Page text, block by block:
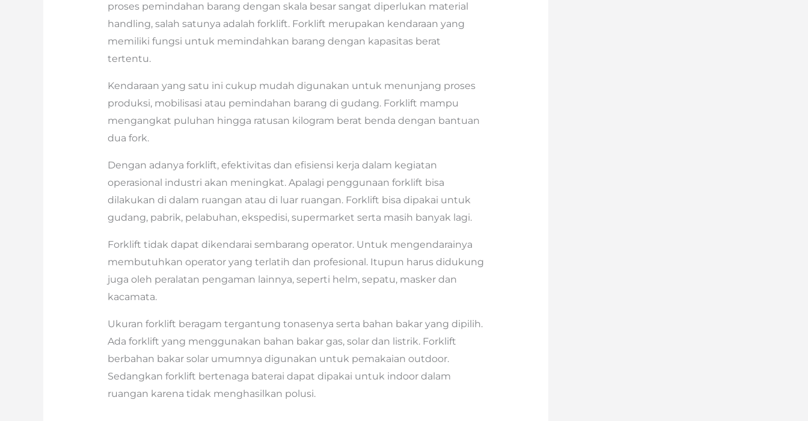
proses pemindahan barang dengan skala besar sangat diperlukan material
handling, salah satunya adalah forklift. Forklift merupakan kendaraan yang
memiliki fungsi untuk memindahkan barang dengan kapasitas berat
tertentu.
Kendaraan yang satu ini cukup mudah digunakan untuk menunjang proses
produksi, mobilisasi atau pemindahan barang di gudang. Forklift mampu
mengangkat puluhan hingga ratusan kilogram berat benda dengan bantuan
dua fork.
Dengan adanya forklift, efektivitas dan efisiensi kerja dalam kegiatan
operasional industri akan meningkat. Apalagi penggunaan forklift bisa
dilakukan di dalam ruangan atau di luar ruangan. Forklift bisa dipakai untuk
gudang, pabrik, pelabuhan, ekspedisi, supermarket serta masih banyak lagi.
Forklift tidak dapat dikendarai sembarang operator. Untuk mengendarainya
membutuhkan operator yang terlatih dan profesional. Itupun harus didukung
juga oleh peralatan pengaman lainnya, seperti helm, sepatu, masker dan
kacamata.
Ukuran forklift beragam tergantung tonasenya serta bahan bakar yang dipilih.
Ada forklift yang menggunakan bahan bakar gas, solar dan listrik. Forklift
berbahan bakar solar umumnya digunakan untuk pemakaian outdoor.
Sedangkan forklift bertenaga baterai dapat dipakai untuk indoor dalam
ruangan karena tidak menghasilkan polusi.